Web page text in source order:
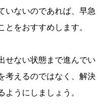
いないのであれば、早急
とをおすすめします。
せない状態まで進んでい
考えるのではなく、解決
ようにしましょう。